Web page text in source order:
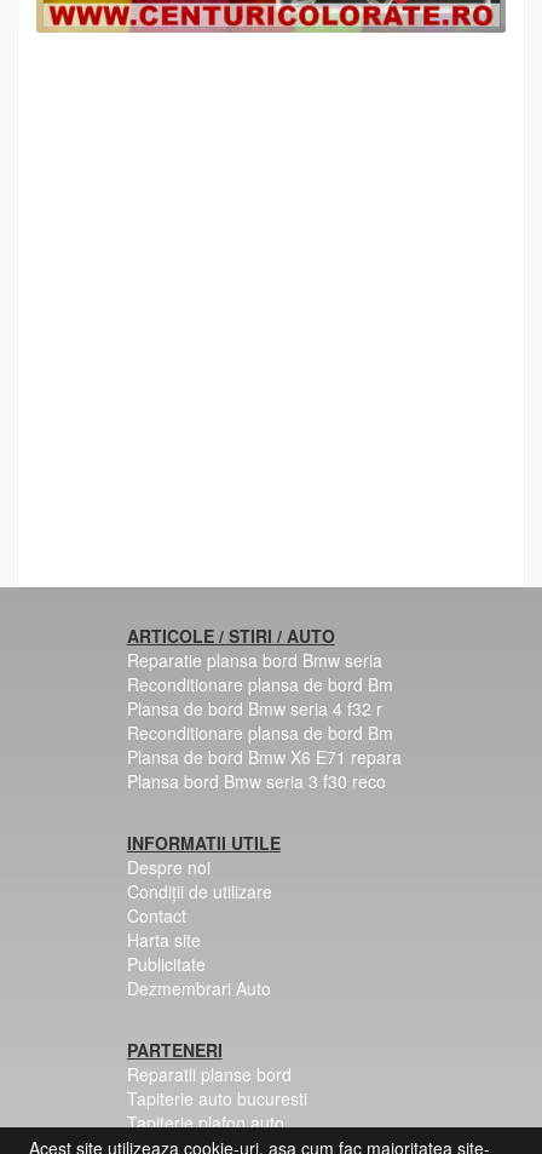
ARTICOLE / STIRI / AUTO
Reparatie plansa bord Bmw seria
Reconditionare plansa de bord Bm
Plansa de bord Bmw seria 4 f32 r
Reconditionare plansa de bord Bm
Plansa de bord Bmw X6 E71 repara
Plansa bord Bmw seria 3 f30 reco
INFORMATII UTILE
Despre noi
Condiții de utilizare
Contact
Harta site
Publicitate
Dezmembrari Auto
PARTENERI
Reparatii planse bord
Tapiterie auto bucuresti
Tapiterie plafon auto
Centuri siguranta colorate
Acest site utilizeaza cookie-uri, asa cum fac majoritatea site-